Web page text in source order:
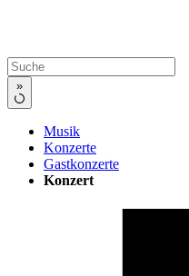
»
Musik
Konzerte
Gastkonzerte
Konzert